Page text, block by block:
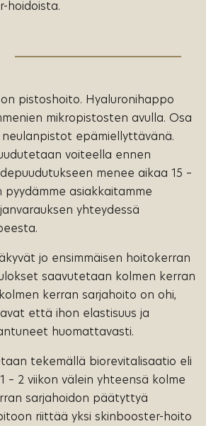
hoidoista.
pistoshoito. Hyaluronihappo
mikropistosten avulla. Osa
epämiellyttävänä.
voiteella ennen
menee aikaa 15 –
asiakkaitamme
yhteydessä
jo ensimmäisen hoitokerran
saavutetaan kolmen kerran
kerran sarjahoito on ohi,
että ihon elastisuus ja
huomattavasti.
tekemällä biorevitalisaatio eli
– 2 viikon välein yhteensä kolme
sarjahoidon päätyttyä
riittää yksi skinbooster-hoito